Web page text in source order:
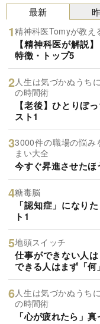
最新
精神科医Tomyが教
【精神科医が解説
特徴・トップ5
人生は気づかぬうち
の時間術
【老後】ひとりぼ
スト1
3000件の職場の悩み
まい大全
今すぐ昇進させたほ
糖毒脳
「認知症」になり
ト1
地頭スイッチ
仕事ができない人
できる人はまず「何
人生は気づかぬうち
の時間術
「心が疲れたら」